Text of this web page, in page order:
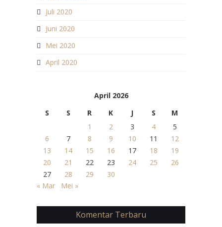
Juli 2020
Juni 2020
Mei 2020
April 2020
April 2026
S
S R K J S
M
1
2 3 4
5
6
7 8 9 10 11
12
13
14 15 16 17 18
19
20
21 22 23 24 25
26
27
28 29
30
« Mar
Mei »
Komentar Terbaru